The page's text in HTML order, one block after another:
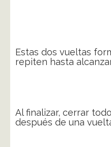
Estas dos vueltas
repiten hasta
Al finalizar, cerrar
después de una